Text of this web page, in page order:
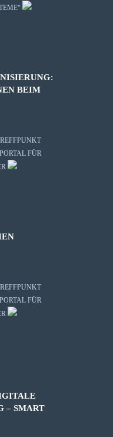
BEIM
FÜR
FÜR
– SMART